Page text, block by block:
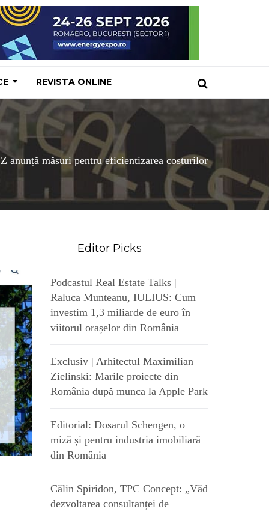
REVISTA ONLINE
măsuri pentru eficientizarea costurilor
Editor Picks
Podcastul Real Estate Talks |
Raluca Munteanu, IULIUS: Cum
investim 1,3 miliarde de euro în
viitorul orașelor din România
Exclusiv | Arhitectul Maximilian
Zielinski: Marile proiecte din
România după munca la Apple Park
Editorial: Dosarul Schengen, o
miză și pentru industria imobiliară
din România
Călin Spiridon, TPC Concept: „Văd
dezvoltarea consultanței de